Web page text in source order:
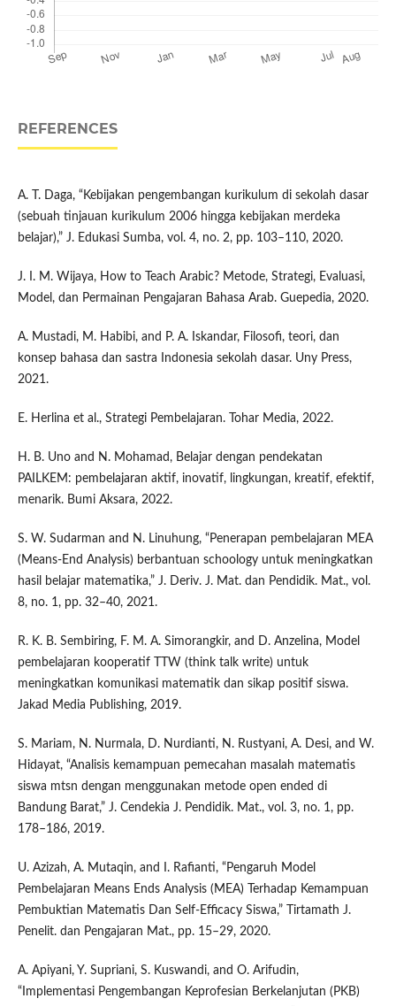
REFERENCES
A. T. Daga, “Kebijakan pengembangan kurikulum di sekolah dasar
(sebuah tinjauan kurikulum 2006 hingga kebijakan merdeka
belajar),” J. Edukasi Sumba, vol. 4, no. 2, pp. 103–110, 2020.
J. I. M. Wijaya, How to Teach Arabic? Metode, Strategi, Evaluasi,
Model, dan Permainan Pengajaran Bahasa Arab. Guepedia, 2020.
A. Mustadi, M. Habibi, and P. A. Iskandar, Filosofi, teori, dan
konsep bahasa dan sastra Indonesia sekolah dasar. Uny Press,
2021.
E. Herlina et al., Strategi Pembelajaran. Tohar Media, 2022.
H. B. Uno and N. Mohamad, Belajar dengan pendekatan
PAILKEM: pembelajaran aktif, inovatif, lingkungan, kreatif, efektif,
menarik. Bumi Aksara, 2022.
S. W. Sudarman and N. Linuhung, “Penerapan pembelajaran MEA
(Means-End Analysis) berbantuan schoology untuk meningkatkan
hasil belajar matematika,” J. Deriv. J. Mat. dan Pendidik. Mat., vol.
8, no. 1, pp. 32–40, 2021.
R. K. B. Sembiring, F. M. A. Simorangkir, and D. Anzelina, Model
pembelajaran kooperatif TTW (think talk write) untuk
meningkatkan komunikasi matematik dan sikap positif siswa.
Jakad Media Publishing, 2019.
S. Mariam, N. Nurmala, D. Nurdianti, N. Rustyani, A. Desi, and W.
Hidayat, “Analisis kemampuan pemecahan masalah matematis
siswa mtsn dengan menggunakan metode open ended di
Bandung Barat,” J. Cendekia J. Pendidik. Mat., vol. 3, no. 1, pp.
178–186, 2019.
U. Azizah, A. Mutaqin, and I. Rafianti, “Pengaruh Model
Pembelajaran Means Ends Analysis (MEA) Terhadap Kemampuan
Pembuktian Matematis Dan Self-Efficacy Siswa,” Tirtamath J.
Penelit. dan Pengajaran Mat., pp. 15–29, 2020.
A. Apiyani, Y. Supriani, S. Kuswandi, and O. Arifudin,
“Implementasi Pengembangan Keprofesian Berkelanjutan (PKB)